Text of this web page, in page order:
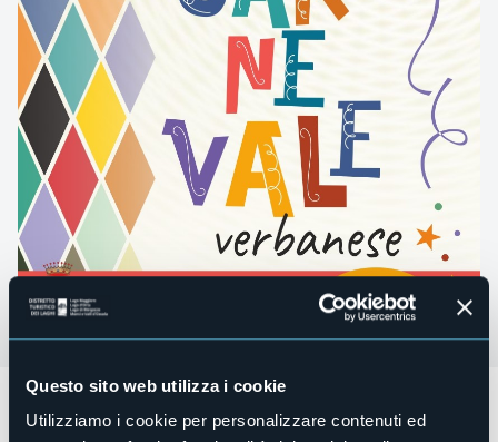
Questo sito web utilizza i cookie
Utilizziamo i cookie per personalizzare contenuti ed